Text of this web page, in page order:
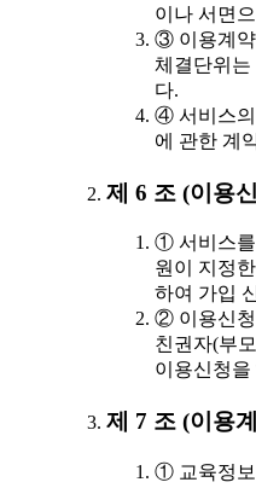
이나 서면
③ 이용계약
체결단위는
다.
④ 서비스의
에 관한 계
제 6 조 (이용
① 서비스를
원이 지정
하여 가입
② 이용신청
친권자(부
이용신청을
제 7 조 (이용
① 교육정보